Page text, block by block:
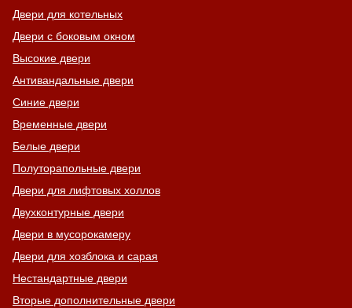
Двери для котельных
Двери с боковым окном
Высокие двери
Антивандальные двери
Синие двери
Временные двери
Белые двери
Полуторапольные двери
Двери для лифтовых холлов
Двухконтурные двери
Двери в мусорокамеру
Двери для хозблока и сарая
Нестандартные двери
Вторые дополнительные двери